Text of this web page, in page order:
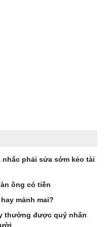
phải sửa sớm kẻo tài
ông có tiền
mảnh mai?
thường được quý nhân